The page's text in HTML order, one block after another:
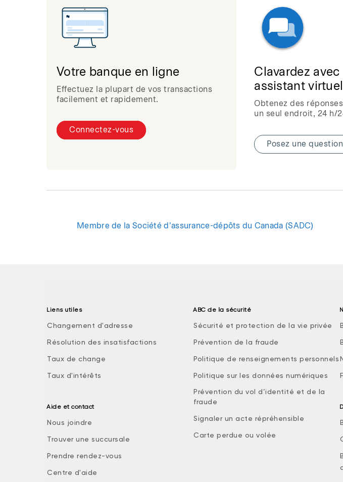
Votre banque en ligne
Effectuez la plupart de vos transactions
facilement et rapidement.
Connectez-vous
Clavardez avec
assistant virtuel
Obtenez des
un seul endroit, 24 h/
Posez une question
Membre de la Société d'assurance-dépôts du Canada (SADC)
Liens utiles
Changement d'adresse
Résolution des insatisfactions
Taux de change
Taux d'intérêts
Aide et contact
Nous joindre
Trouver une succursale
Prendre rendez-vous
Centre d'aide
ABC de la sécurité
Sécurité et protection de la vie privée
Prévention de la fraude
Politique de renseignements personnels
Politique sur les données numériques
Prévention du vol d’identité et de la
fraude
Signaler un acte répréhensible
Carte perdue ou volée